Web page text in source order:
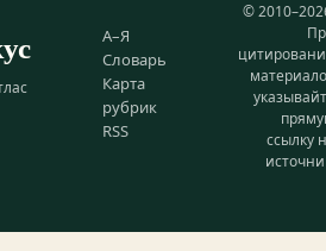
А–Я
Словарь
Карта
рубрик
RSS
©
ссылку